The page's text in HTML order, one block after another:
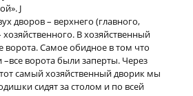
J
дворов – верхнего (главного,
В хозяйственный
ворота. Самое обидное в том что
ворота были заперты. Через
самый хозяйственный дворик мы
сидят за столом и по всей